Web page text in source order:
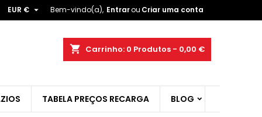
Bem-vindo(a), Entrarou Criar uma conta
EUR € 
shopping_cart Carrinho: 0 Produtos - 0,00 €
TABELA PREÇOS RECARGA BLOG